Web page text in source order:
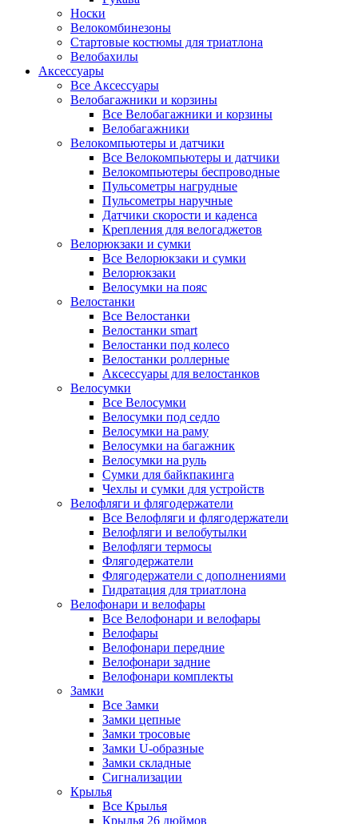
Носки
Велокомбинезоны
Стартовые костюмы для триатлона
Велобахилы
Аксессуары
Все Аксессуары
Велобагажники и корзины
Все Велобагажники и корзины
Велобагажники
Велокомпьютеры и датчики
Все Велокомпьютеры и датчики
Велокомпьютеры беспроводные
Пульсометры нагрудные
Пульсометры наручные
Датчики скорости и каденса
Крепления для велогаджетов
Велорюкзаки и сумки
Все Велорюкзаки и сумки
Велорюкзаки
Велосумки на пояс
Велостанки
Все Велостанки
Велостанки smart
Велостанки под колесо
Велостанки роллерные
Аксессуары для велостанков
Велосумки
Все Велосумки
Велосумки под седло
Велосумки на раму
Велосумки на багажник
Велосумки на руль
Сумки для байкпакинга
Чехлы и сумки для устройств
Велофляги и флягодержатели
Все Велофляги и флягодержатели
Велофляги и велобутылки
Велофляги термосы
Флягодержатели
Флягодержатели с дополнениями
Гидратация для триатлона
Велофонари и велофары
Все Велофонари и велофары
Велофары
Велофонари передние
Велофонари задние
Велофонари комплекты
Замки
Все Замки
Замки цепные
Замки тросовые
Замки U-образные
Замки складные
Сигнализации
Крылья
Все Крылья
Крылья 26 дюймов